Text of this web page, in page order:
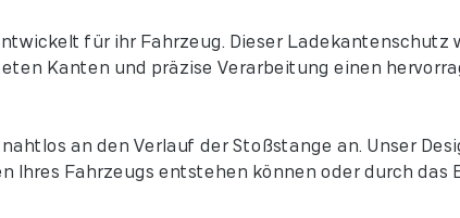
für ihr Fahrzeug. Dieser Ladekantenschutz
Kanten und präzise Verarbeitung einen
an den Verlauf der Stoßstange an. Unser
Fahrzeugs entstehen können oder durch das